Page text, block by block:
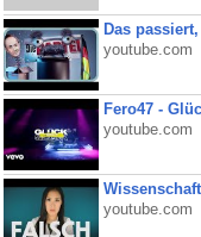
Das
youtube.com
Fero47 -
youtube.com
youtube.com